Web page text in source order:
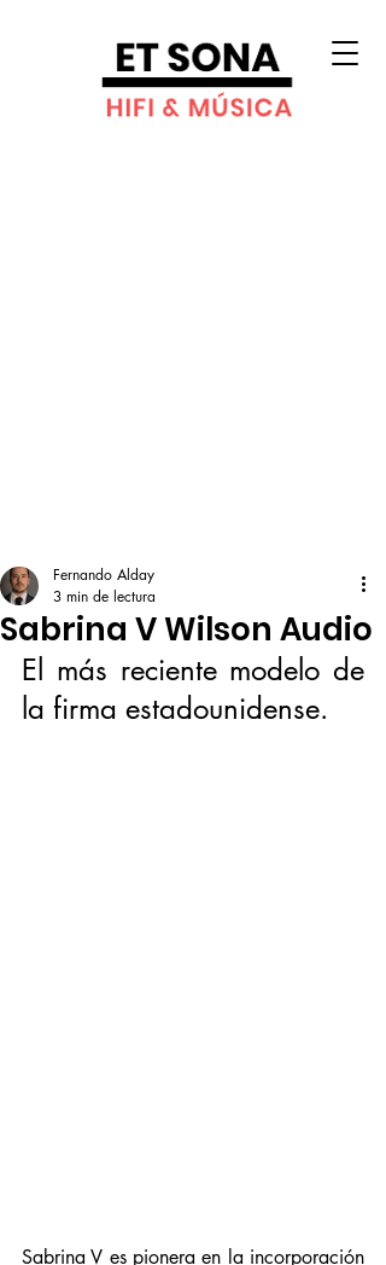
Sabrina V Wilson Audio
Fernando Alday
3 min de lectura
El más reciente modelo de
la firma estadounidense.
Sabrina V es pionera en la incorporación